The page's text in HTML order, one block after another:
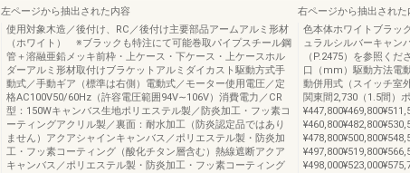
左ページから抽出された内容
使用対象木造／後付け、RC／後付け主要部品アームアルミ形材
（ホワイト） ※ブラックも特注にて可能巻取パイプスチール鋼
管＋溶融亜鉛メッキ前枠・上ケース・下ケース・上ケースホル
ダーアルミ形材取付けブラケットアルミダイカスト駆動方式手
動式／手動ギア（標準は右側）電動式／モーター使用電圧／定
格AC100V50/60Hz（許容電圧範囲94V∼106V）消費電力／CR
型：150Wキャンバス生地ポリエステル製／防炎加工・フッ素コ
ーティングアクリル製／裏面：耐水加工（防炎認定品ではあり
ません）アクアシャインキャンバス／ポリエステル製・防炎加
工・フッ素コーティング（酸化チタン層含む）熱線遮断アクア
キャンバス／ポリエステル製・防炎加工・フッ素コーティング
右ページから抽出された
色本体ホワイトブラッ
ュラルシルバーキャン
（P.2475）を参照く
口（mm）駆動方法電
動併用式（スイッチ
関東間2,730（1.5間）